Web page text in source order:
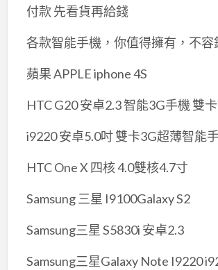
付款 先看貨再給錢
各款智能手機，你值得擁有，不容
蘋果 APPLE iphone 4S
HTC G20 安卓2.3 智能3G手機 雙
i9220 安卓5.0吋 雙卡3G超薄智能
HTC One X 四核 4.0雙核4.7寸
Samsung 三星 I9100Galaxy S2
Samsung三星 S5830i 安卓2.3
Samsung三星Galaxy Note I9220